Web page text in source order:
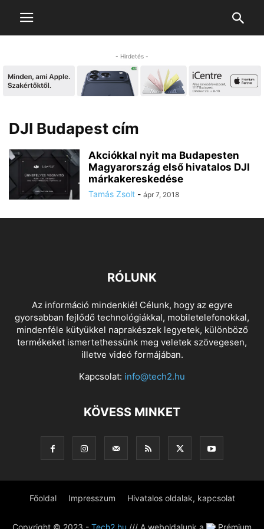
- Hirdetés -
DJI Budapest cím
Akciókkal nyit ma Budapesten
Magyarország első hivatalos DJI
márkakereskedése
Tamás Zsolt - ápr 7, 2018
RÓLUNK
Az információ mindenkié! Célunk, hogy az egyre
gyorsabban fejlődő technológiákkal, mobiletelefonokkal,
mindenféle kütyükkel naprakészek legyetek, különböző
termékeket ismertethessünk meg veletek szövegesen,
illetve videó formájában.
Kapcsolat: info@tech2.hu
KÖVESS MINKET
Főoldal Impresszum Hivatalos oldalak, kapcsolat